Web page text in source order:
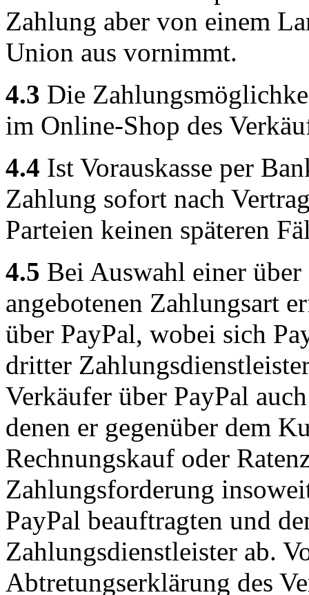
Zahlung aber von einem
Union aus vornimmt.
4.3 Die
im Online-Shop des
4.4 Ist Vorauskasse per
Zahlung sofort nach
Parteien keinen späteren
4.5 Bei Auswahl einer über
angebotenen Zahlungsart
über PayPal, wobei sich
dritter
Verkäufer über PayPal
denen er gegenüber dem
Rechnungskauf oder
Zahlungsforderung
PayPal beauftragten und
Zahlungsdienstleister ab.
Abtretungserklärung des